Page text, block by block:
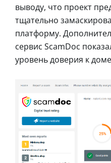
выводу, что проект
тщательно
платформу.
сервис ScamDoc
уровень доверия к